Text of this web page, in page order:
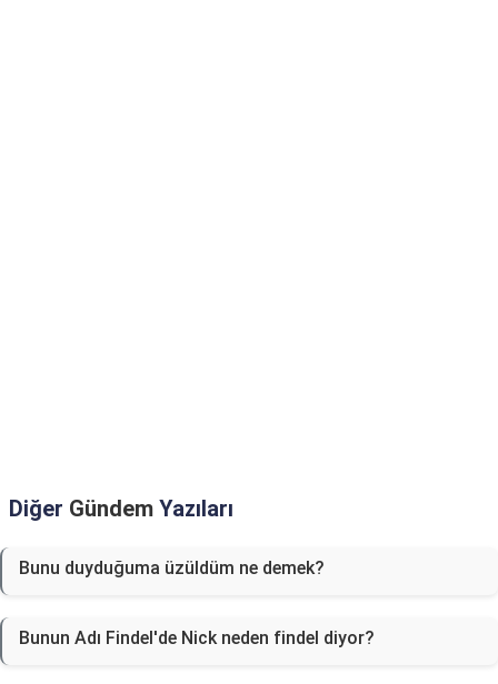
Diğer Gündem Yazıları
Bunu duyduğuma üzüldüm ne demek?
Bunun Adı Findel'de Nick neden findel diyor?